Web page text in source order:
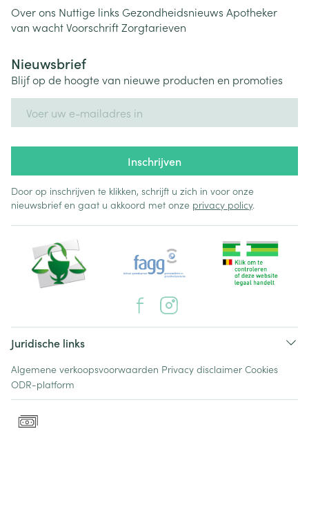
Over ons Nuttige links Gezondheidsnieuws Apotheker
van wachtVoorschriftZorgtarieven
Nieuwsbrief
Blijf op de hoogte van nieuwe producten en promoties
Inschrijven
Door op inschrijven te klikken, schrijft u zich in voor onze
nieuwsbrief en gaat u akkoord met onze privacy policy.
Juridische links
Algemene verkoopsvoorwaarden Privacy disclaimer Cookies
ODR-platform